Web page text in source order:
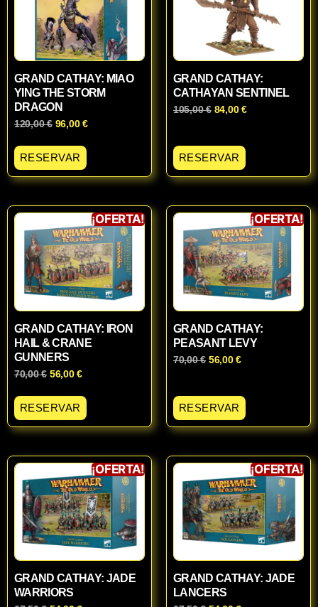
GRAND CATHAY: MIAO
YING THE STORM
DRAGON
120,00€ 96,00€
RESERVAR
GRAND CATHAY:
CATHAYAN SENTINEL
105,00€ 84,00€
RESERVAR
¡OFERTA!
GRAND CATHAY: IRON
HAIL & CRANE
GUNNERS
70,00€ 56,00€
RESERVAR
¡OFERTA!
GRAND CATHAY:
PEASANT LEVY
70,00€ 56,00€
RESERVAR
¡OFERTA!
GRAND CATHAY: JADE
WARRIORS
¡OFERTA!
GRAND CATHAY: JADE
LANCERS